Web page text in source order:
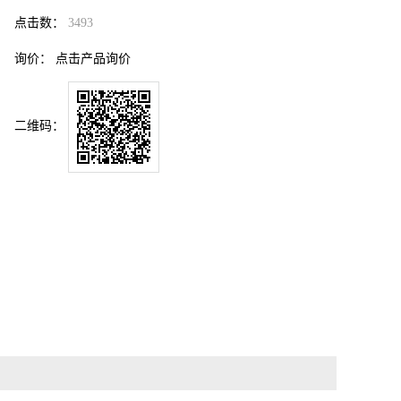
点击数： 3493
询价： 点击产品询价
二维码：